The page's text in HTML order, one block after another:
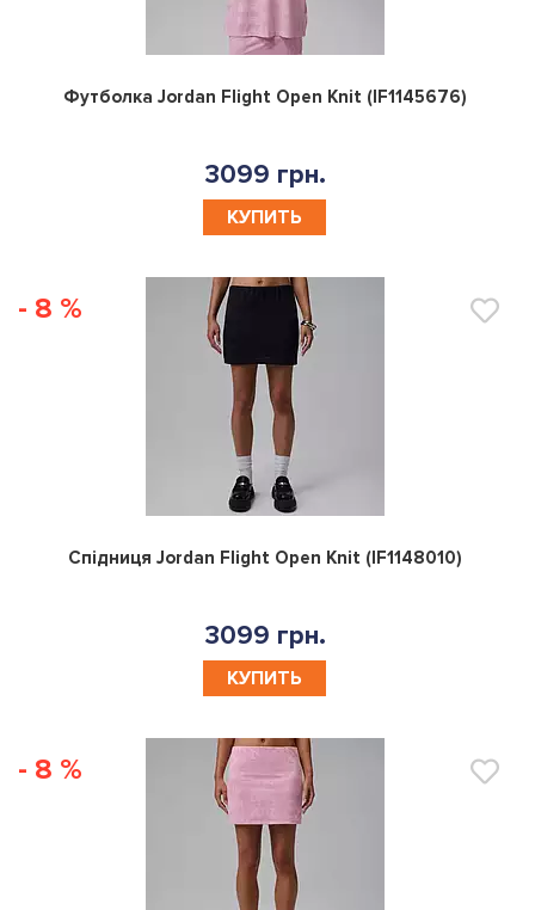
0
Футболка Jordan Flight Open Knit (IF1145676)
3099 грн.
КУПИТЬ
- 8 %
0
Спідниця Jordan Flight Open Knit (IF1148010)
3099 грн.
КУПИТЬ
- 8 %